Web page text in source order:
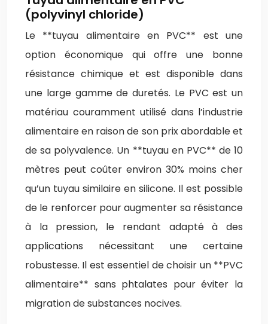
(polyvinyl chloride)
Le **tuyau alimentaire en PVC** est une
option économique qui offre une bonne
résistance chimique et est disponible dans
une large gamme de duretés. Le PVC est un
matériau couramment utilisé dans l’industrie
alimentaire en raison de son prix abordable et
de sa polyvalence. Un **tuyau en PVC** de 10
mètres peut coûter environ 30% moins cher
qu’un tuyau similaire en silicone. Il est possible
de le renforcer pour augmenter sa résistance
à la pression, le rendant adapté à des
applications nécessitant une certaine
robustesse. Il est essentiel de choisir un **PVC
alimentaire** sans phtalates pour éviter la
migration de substances nocives.